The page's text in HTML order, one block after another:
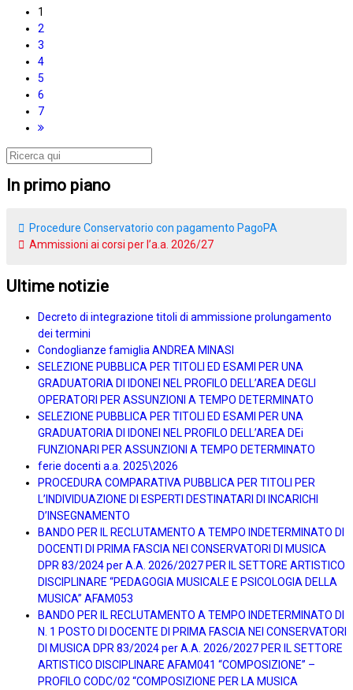
1
2
3
4
5
6
7
In primo piano
Procedure Conservatorio con pagamento PagoPA
Ammissioni ai corsi per l’a.a. 2026/27
Ultime notizie
Decreto di integrazione titoli di ammissione prolungamento
dei termini
Condoglianze famiglia ANDREA MINASI
SELEZIONE PUBBLICA PER TITOLI ED ESAMI PER UNA
GRADUATORIA DI IDONEI NEL PROFILO DELL’AREA DEGLI
OPERATORI PER ASSUNZIONI A TEMPO DETERMINATO
SELEZIONE PUBBLICA PER TITOLI ED ESAMI PER UNA
GRADUATORIA DI IDONEI NEL PROFILO DELL’AREA DEi
FUNZIONARI PER ASSUNZIONI A TEMPO DETERMINATO
ferie docenti a.a. 2025\2026
PROCEDURA COMPARATIVA PUBBLICA PER TITOLI PER
L’INDIVIDUAZIONE DI ESPERTI DESTINATARI DI INCARICHI
D’INSEGNAMENTO
BANDO PER IL RECLUTAMENTO A TEMPO INDETERMINATO DI
DOCENTI DI PRIMA FASCIA NEI CONSERVATORI DI MUSICA
DPR 83/2024 per A.A. 2026/2027 PER IL SETTORE ARTISTICO
DISCIPLINARE “PEDAGOGIA MUSICALE E PSICOLOGIA DELLA
MUSICA” AFAM053
BANDO PER IL RECLUTAMENTO A TEMPO INDETERMINATO DI
N. 1 POSTO DI DOCENTE DI PRIMA FASCIA NEI CONSERVATORI
DI MUSICA DPR 83/2024 per A.A. 2026/2027 PER IL SETTORE
ARTISTICO DISCIPLINARE AFAM041 “COMPOSIZIONE” –
PROFILO CODC/02 “COMPOSIZIONE PER LA MUSICA